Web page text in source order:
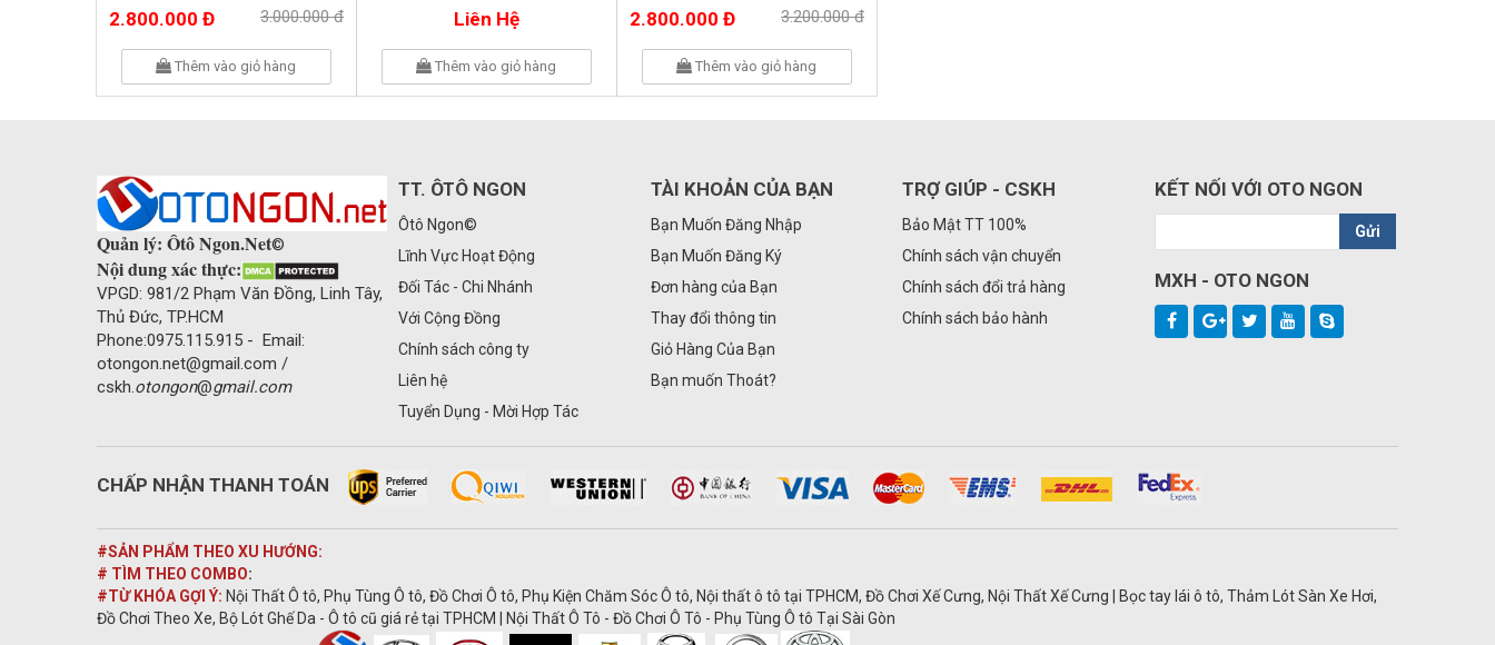
2.800.000 Đ 3.000.000 đ
Thêm vào giỏ hàng
Liên Hệ
Thêm vào giỏ hàng
2.800.000 Đ 3.200.000 đ
Thêm vào giỏ hàng
Quản lý: Ôtô Ngon.Net©
Nội dung xác thực:
VPGD: 981/2 Phạm Văn Đồng, Linh Tây,
Thủ Đức, TP.HCM
Phone:0975.115.915 - Email:
otongon.net@gmail.com /
cskh.otongon@gmail.com
TT. ÔTÔ NGON
Ôtô Ngon©
Lĩnh Vực Hoạt Động
Đối Tác - Chi Nhánh
Với Cộng Đồng
Chính sách công ty
Liên hệ
Tuyển Dụng - Mời Hợp Tác
TÀI KHOẢN CỦA BẠN
Bạn Muốn Đăng Nhập
Bạn Muốn Đăng Ký
Đơn hàng của Bạn
Thay đổi thông tin
Giỏ Hàng Của Bạn
Bạn muốn Thoát?
TRỢ GIÚP - CSKH
Bảo Mật TT 100%
Chính sách vận chuyển
Chính sách đổi trả hàng
Chính sách bảo hành
KẾT NỐI VỚI OTO NGON
Gửi
MXH - OTO NGON
CHẤP NHẬN THANH TOÁN
#SẢN PHẨM THEO XU HƯỚNG:
# TÌM THEO COMBO:
#TỪ KHÓA GỢI Ý: Nội Thất Ô tô, Phụ Tùng Ô tô, Đồ Chơi Ô tô, Phụ Kiện Chăm Sóc Ô tô, Nội thất ô tô tại TPHCM, Đồ Chơi Xế Cưng, Nội Thất Xế Cưng | Bọc tay lái ô tô, Thảm Lót Sàn Xe Hơi,
Đồ Chơi Theo Xe, Bộ Lót Ghế Da - Ô tô cũ giá rẻ tại TPHCM | Nội Thất Ô Tô - Đồ Chơi Ô Tô - Phụ Tùng Ô tô Tại Sài Gòn